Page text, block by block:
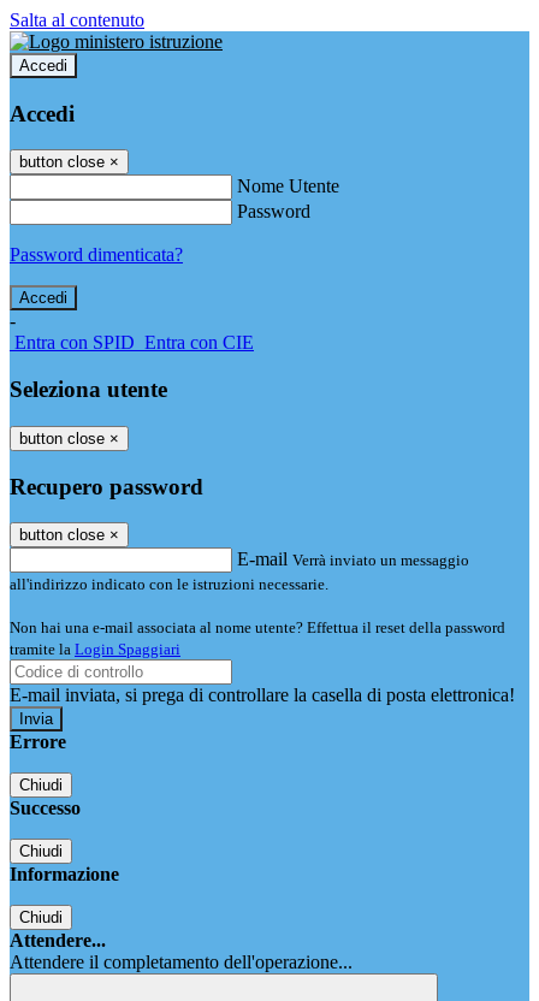
Salta al contenuto
Accedi
Accedi
button close ×
Nome Utente
Password
Password dimenticata?
-
Entra con SPID Entra con CIE
Seleziona utente
button close ×
Recupero password
button close ×
E-mail Verrà inviato un messaggio
all'indirizzo indicato con le istruzioni necessarie.
Non hai una e-mail associata al nome utente? Effettua il reset della password
tramite la Login Spaggiari
E-mail inviata, si prega di controllare la casella di posta elettronica!
Errore
Chiudi
Successo
Chiudi
Informazione
Chiudi
Attendere...
Attendere il completamento dell'operazione...